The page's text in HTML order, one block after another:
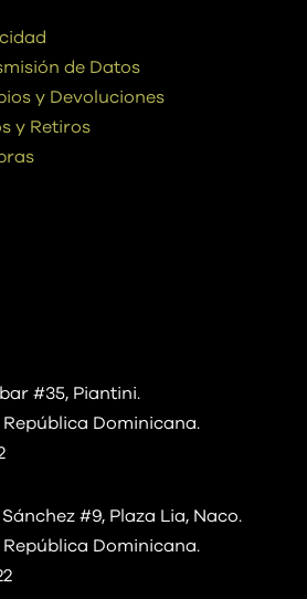
de Datos
y Devoluciones
y Retiros
#35, Piantini.
Dominicana.
#9, Plaza Lia, Naco.
Dominicana.